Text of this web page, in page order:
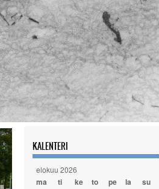
KALENTERI
elokuu 2026
ma ti ke to pe la su